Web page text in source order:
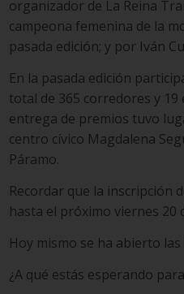
organizador de La Reina
campeona femenina de la
pasada edición; y por Iván
En la pasada edición
total de 365 corredores y 19
entrega de premios tuvo
centro cívico Magdalena
Páramo.
Recordar que la inscripción
hasta el próximo viernes 20
Hoy mismo se ha abierto
¿A qué estás esperando